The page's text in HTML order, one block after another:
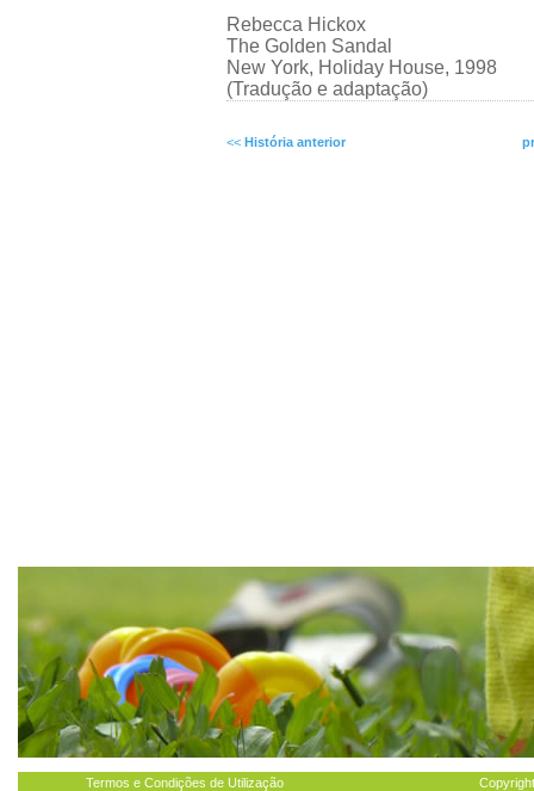
Rebecca Hickox
The Golden Sandal
New York, Holiday House, 1998
(Tradução e adaptação)
<< História anterior
Termos e Condições de Utilização